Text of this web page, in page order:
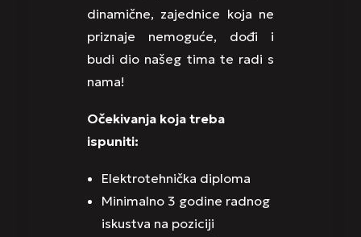
dinamične, zajednice koja ne
priznaje nemoguće, dođi i
budi dio našeg tima te radi s
nama!
Očekivanja koja treba
ispuniti:
Elektrotehnička diploma
Minimalno 3 godine radnog
iskustva na poziciji